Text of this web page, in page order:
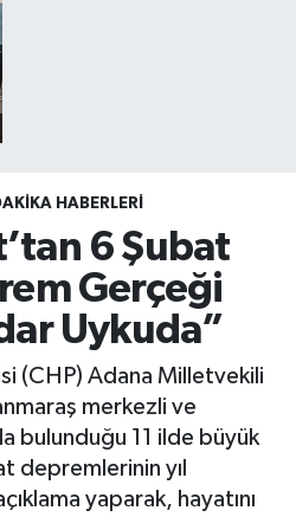
HABERLERI
6 Şubat
Gerçeği
Uykuda”
(CHP) Adana Milletvekili
merkezli ve
bulunduğu 11 ilde büyük
depremlerinin yıl
yaparak, hayatını